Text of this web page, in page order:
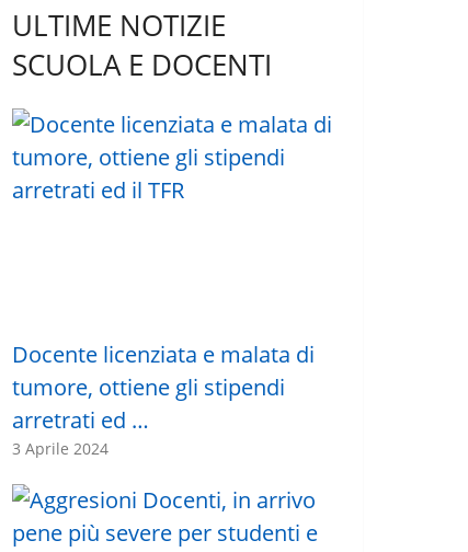
ULTIME NOTIZIE
SCUOLA E DOCENTI
Docente licenziata e malata di
tumore, ottiene gli stipendi
arretrati ed …
3 Aprile 2024